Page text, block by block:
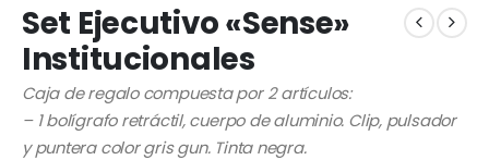
Set Ejecutivo «Sense»
Institucionales
Caja de regalo compuesta por 2 artículos:
– 1 bolígrafo retráctil, cuerpo de aluminio. Clip, pulsador
y puntera color gris gun. Tinta negra.